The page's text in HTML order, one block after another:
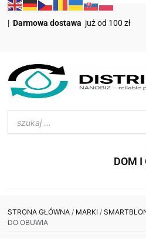
|Darmowa dostawa już od 100 zł
DOM I
STRONA GŁÓWNA / MARKI /
DO OBUWIA